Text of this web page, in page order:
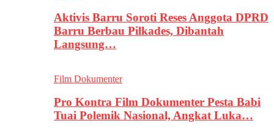
Aktivis Barru Soroti Reses Anggota DPRD
Barru Berbau Pilkades, Dibantah
Langsung…
Film Dokumenter
Pro Kontra Film Dokumenter Pesta Babi
Tuai Polemik Nasional, Angkat Luka…